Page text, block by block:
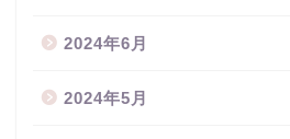
2024年6月
2024年5月